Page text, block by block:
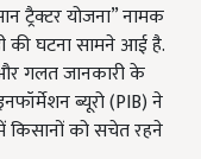
ट्रैक्टर योजना” नामक
की घटना सामने आई है.
गलत जानकारी के
ब्यूरो (PIB) ने
को सचेत रहने